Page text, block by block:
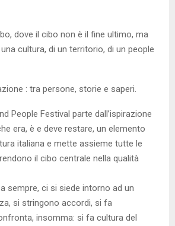
dove il cibo non è il fine ultimo, ma
cultura, di un territorio, di un people
: tra persone, storie e saperi.
People Festival parte dall’ispirazione
era, è e deve restare, un elemento
italiana e mette assieme tutte le
il cibo centrale nella qualità
sempre, ci si siede intorno ad un
si stringono accordi, si fa
insomma: si fa cultura del